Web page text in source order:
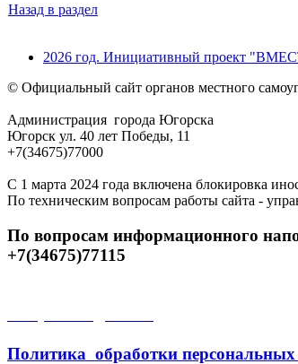
Назад в раздел
2026 год. Инициативный проект
© Официальный сайт органов местного
Администрация города Югорска
Югорск ул. 40 лет Победы, 11
+7(34675)77000
С 1 марта 2024 года включена блокировка
По техническим вопросам работы сайта -
По вопросам информационного
+7(34675)77115
Политика обработки